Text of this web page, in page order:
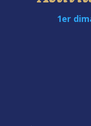
1er